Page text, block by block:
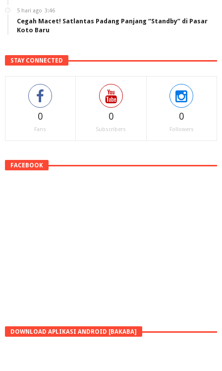
5 hari ago 3:46
Cegah Macet! Satlantas Padang Panjang “Standby” di Pasar
Koto Baru
STAY CONNECTED
0
Fans
0
Subscribers
0
Followers
FACEBOOK
DOWNLOAD APLIKASI ANDROID [BAKABA]